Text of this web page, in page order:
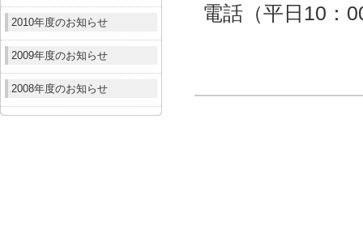
2010年度のお知らせ
2009年度のお知らせ
2008年度のお知らせ
電話（平日10：